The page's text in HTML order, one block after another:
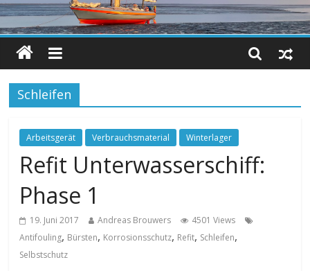
Schleifen
Arbeitsgerät Verbrauchsmaterial Winterlager
Refit Unterwasserschiff:
Phase 1
19. Juni 2017 Andreas Brouwers
4501 Views
Antifouling, Bürsten, Korrosionsschutz, Refit, Schleifen,
Selbstschutz